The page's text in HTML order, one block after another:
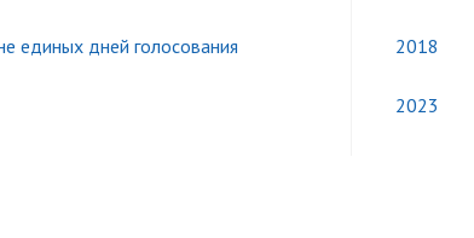
единых дней голосования 2018
2023